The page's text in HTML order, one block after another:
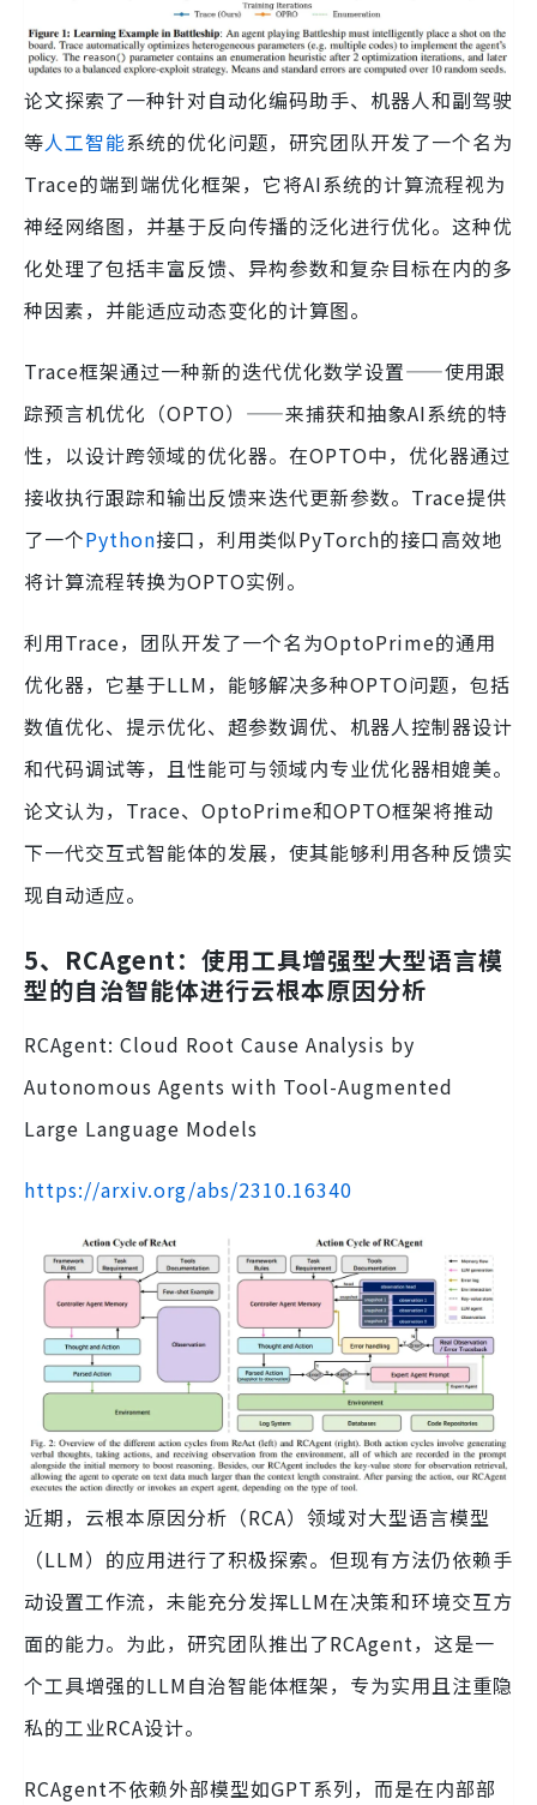
论文探索了一种针对自动化编码助手、机器人和副驾驶
等人工智能系统的优化问题，研究团队开发了一个名为
Trace的端到端优化框架，它将AI系统的计算流程视为
神经网络图，并基于反向传播的泛化进行优化。这种优
化处理了包括丰富反馈、异构参数和复杂目标在内的多
种因素，并能适应动态变化的计算图。
Trace框架通过一种新的迭代优化数学设置——使用跟
踪预言机优化（OPTO）——来捕获和抽象AI系统的特
性，以设计跨领域的优化器。在OPTO中，优化器通过
接收执行跟踪和输出反馈来迭代更新参数。Trace提供
了一个Python接口，利用类似PyTorch的接口高效地
将计算流程转换为OPTO实例。
利用Trace，团队开发了一个名为OptoPrime的通用
优化器，它基于LLM，能够解决多种OPTO问题，包括
数值优化、提示优化、超参数调优、机器人控制器设计
和代码调试等，且性能可与领域内专业优化器相媲美。
论文认为，Trace、OptoPrime和OPTO框架将推动
下一代交互式智能体的发展，使其能够利用各种反馈实
现自动适应。
5、RCAgent：使用工具增强型大型语言模
型的自治智能体进行云根本原因分析
RCAgent: Cloud Root Cause Analysis by
Autonomous Agents with Tool-Augmented
Large Language Models
https://arxiv.org/abs/2310.16340
近期，云根本原因分析（RCA）领域对大型语言模型
（LLM）的应用进行了积极探索。但现有方法仍依赖手
动设置工作流，未能充分发挥LLM在决策和环境交互方
面的能力。为此，研究团队推出了RCAgent，这是一
个工具增强的LLM自治智能体框架，专为实用且注重隐
私的工业RCA设计。
RCAgent不依赖外部模型如GPT系列，而是在内部部